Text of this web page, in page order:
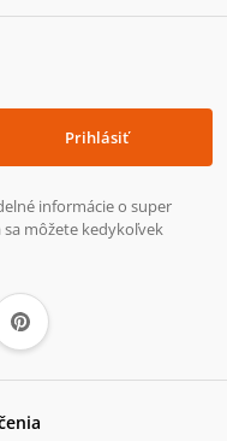
Prihlásiť
informácie o super
sa môžete kedykoľvek